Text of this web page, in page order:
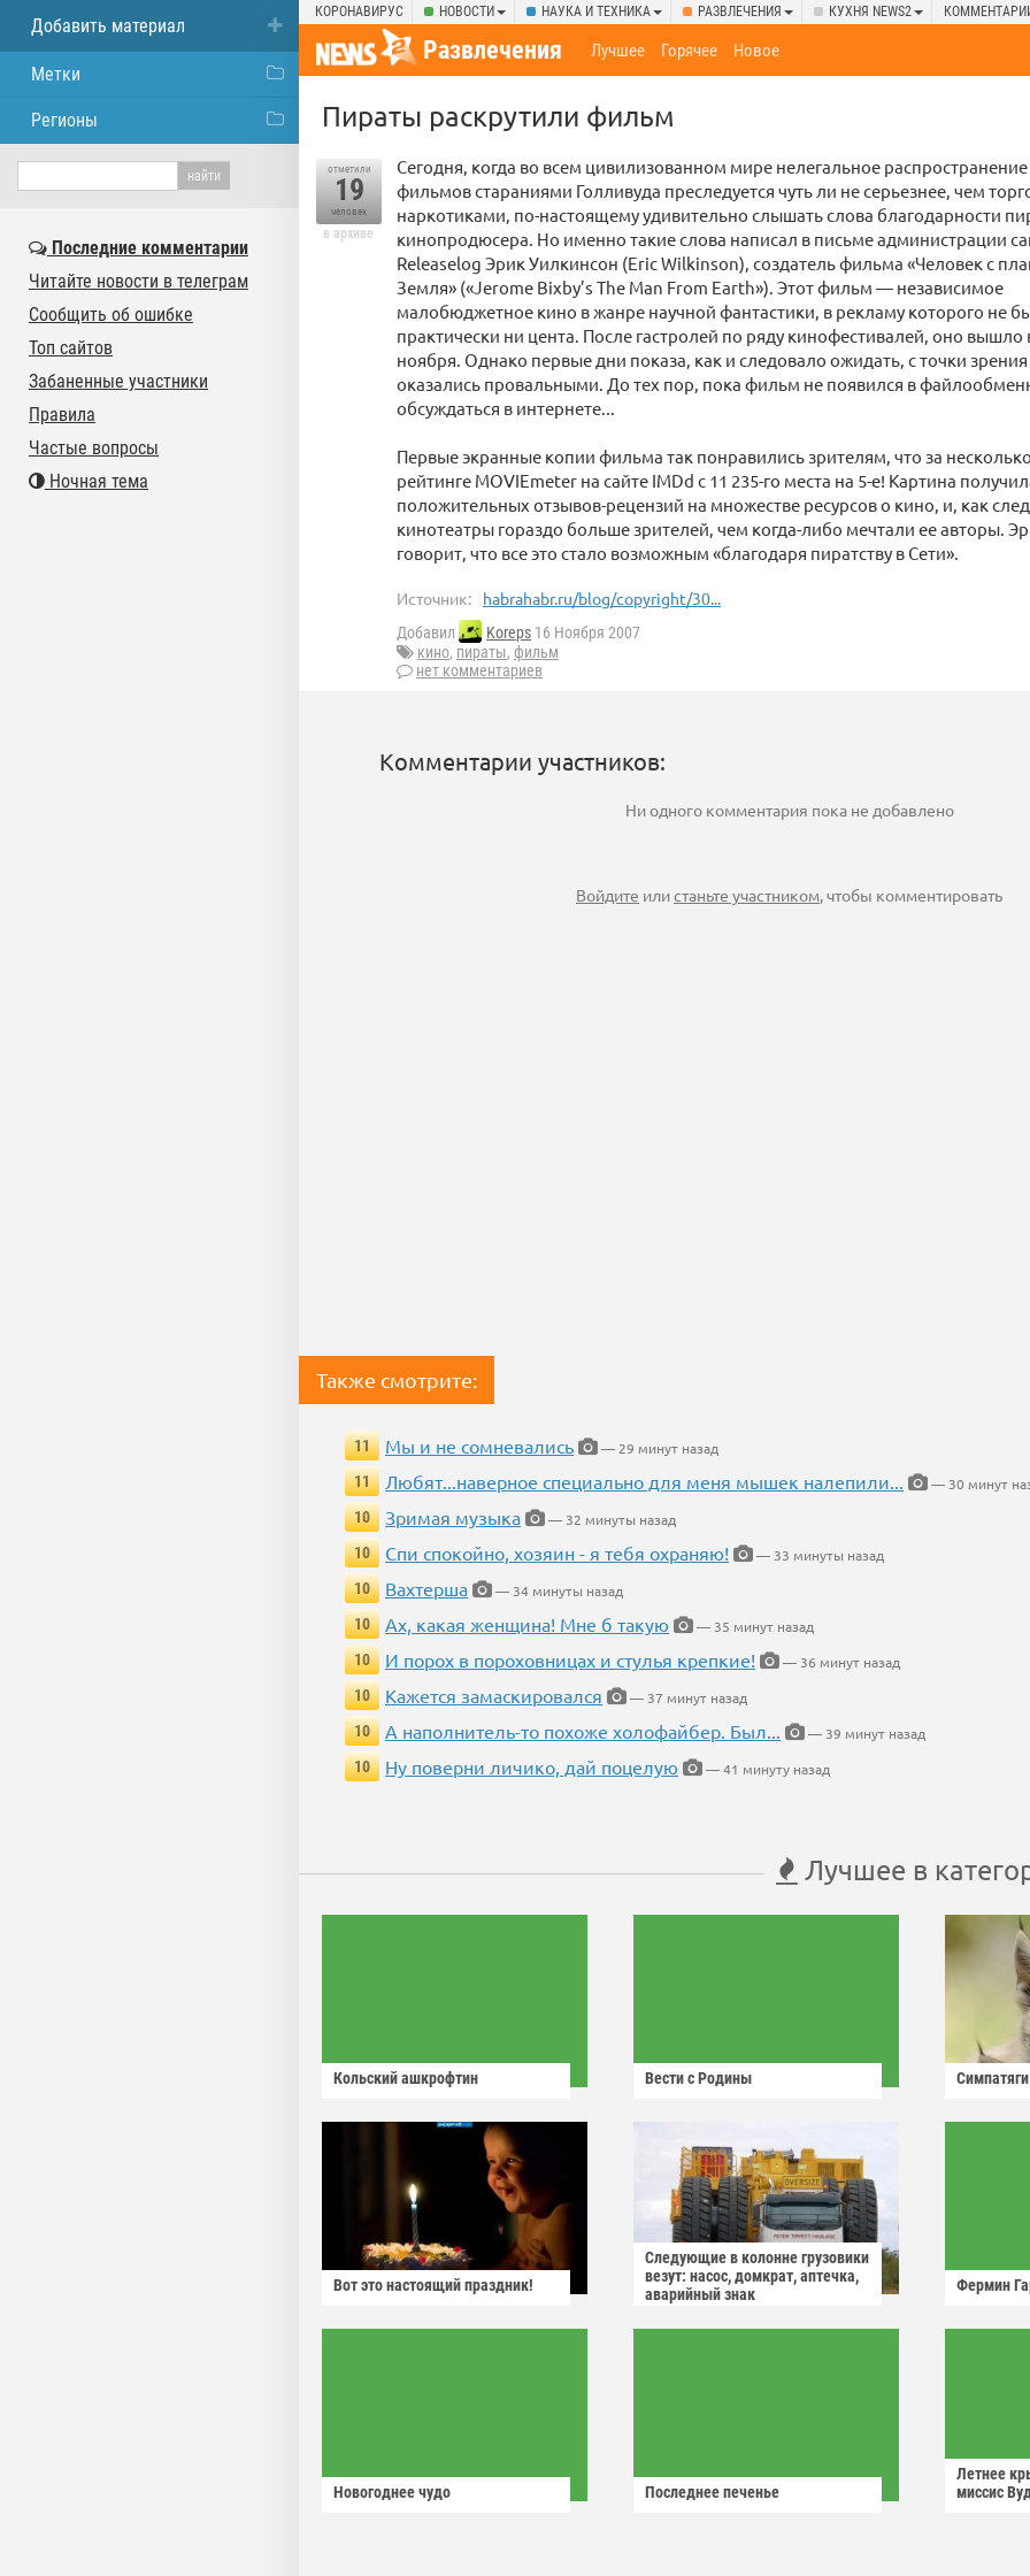
КОРОНАВИРУС НОВОСТИ НАУКА И ТЕХНИКА РАЗВЛЕЧЕНИЯ КУХНЯ NEWS2
Развлечения Лучшее Горячее Новое
Пираты раскрутили фильм
отметили
19
человек
в архиве
Сегодня, когда во всем цивилизованном мире нелегальное
фильмов стараниями Голливуда преследуется чуть ли не серьезнее, чем
наркотиками, по-настоящему удивительно слышать слова благодарности
кинопродюсера. Но именно такие слова написал в письме администрации
Releaselog Эрик Уилкинсон (Eric Wilkinson), создатель фильма «Человек с
Земля» («Jerome Bixby’s The Man From Earth»). Этот фильм — независимое
малобюджетное кино в жанре научной фантастики, в рекламу которого не
практически ни цента. После гастролей по ряду кинофестивалей, оно
ноября. Однако первые дни показа, как и следовало ожидать, с точки
оказались провальными. До тех пор, пока фильм не появился в
обсуждаться в интернете...
Первые экранные копии фильма так понравились зрителям, что за
рейтинге MOVIEmeter на сайте IMDd с 11 235-го места на 5-е! Картина
положительных отзывов-рецензий на множестве ресурсов о кино, и, как
кинотеатры гораздо больше зрителей, чем когда-либо мечтали ее авторы.
говорит, что все это стало возможным «благодаря пиратству в Сети».
Источник: habrahabr.ru/blog/copyright/30...
Добавил Koreps 16 Ноября 2007
кино, пираты, фильм
нет комментариев
Комментарии участников:
Ни одного комментария пока не добавлено
Войдите илистаньте участником, чтобы комментировать
Также смотрите:
11 Мы и не сомневались
— 29 минут назад
11
Любят...наверное специально для меня мышек налепили...
— 30 минут
10
Зримая музыка
— 32 минуты назад
10
Спи спокойно, хозяин - я тебя охраняю!
— 33 минуты назад
10
Вахтерша
— 34 минуты назад
10
Ах, какая женщина! Мне б такую
— 35 минут назад
10
И порох в пороховницах и стулья крепкие!
— 36 минут назад
10
Кажется замаскировался
— 37 минут назад
10
А наполнитель-то похоже холофайбер. Был...
— 39 минут назад
10
Ну поверни личико, дай поцелую — 41 минуту назад
Лучшее в
Кольский ашкрофтин Вести с Родины Симпатяги
Вот это настоящий праздник!
Следующие в колонне грузовики
везут: насос, домкрат, аптечка,
аварийный знак
Фермин
Новогоднее чудо Последнее печенье
Летнее
миссис
Добавить материал
Метки
Регионы
Последние комментарии
Читайте новости в телеграм
Сообщить об ошибке
Топ сайтов
Забаненные участники
Правила
Частые вопросы
Ночная тема